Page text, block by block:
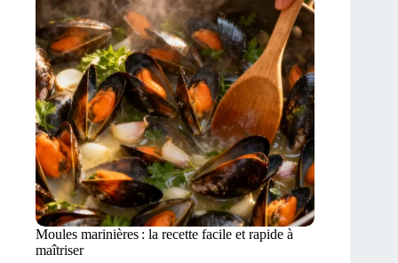
Moules marinières : la recette facile et rapide à
maîtriser